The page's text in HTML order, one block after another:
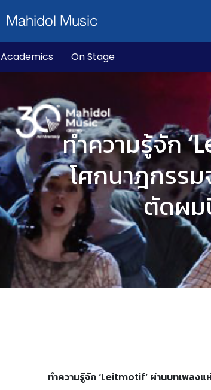
Mahidol Music
Academics On Stage
ทำความรู้จัก
โศกนาฎกรร
ตัดผม
ทำความรู้จัก ‘Leitmotif’ ผ่านบทเพล